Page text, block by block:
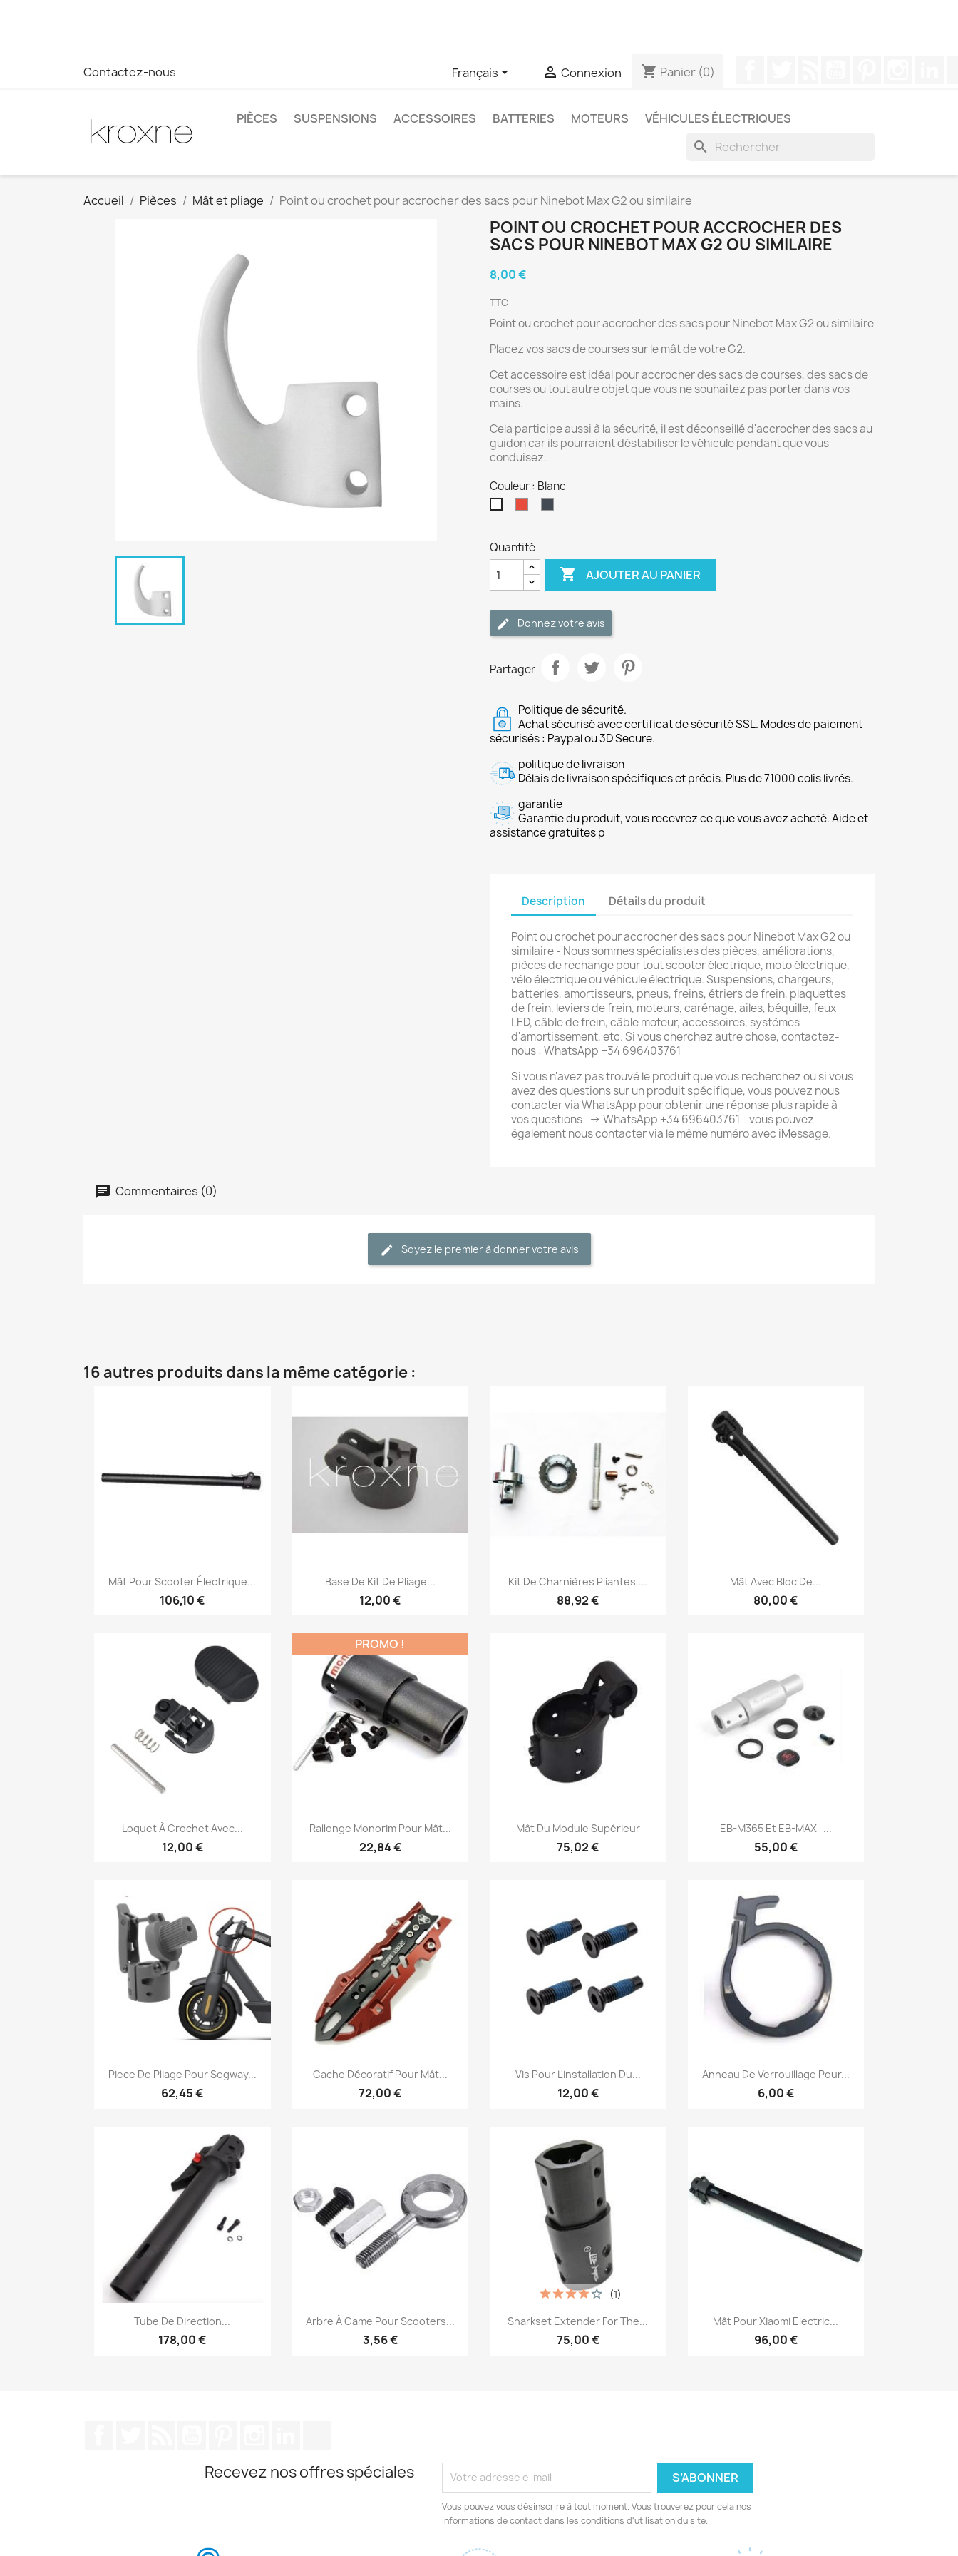
Contactez-nous Français  Connexion shopping_cart Panier (0)
PIÈCES SUSPENSIONS ACCESSOIRES BATTERIES MOTEURS VÉHICULES ÉLECTRIQUES
search
Accueil Pièces Mât et pliage Point ou crochet pour accrocher des sacs pour Ninebot Max G2 ou similaire
POINT OU CROCHET POUR ACCROCHER DES
SACS POUR NINEBOT MAX G2 OU SIMILAIRE
8,00 €
TTC
Point ou crochet pour accrocher des sacs pour Ninebot Max G2 ou similaire
Placez vos sacs de courses sur le mât de votre G2.
Cet accessoire est idéal pour accrocher des sacs de courses, des sacs de
courses ou tout autre objet que vous ne souhaitez pas porter dans vos
mains.
Cela participe aussi à la sécurité, il est déconseillé d'accrocher des sacs au
guidon car ils pourraient déstabiliser le véhicule pendant que vous
conduisez.
Couleur : Blanc
Quantité
 AJOUTER AU PANIER
Donnez votre avis
Partager
Politique de sécurité.
Achat sécurisé avec certificat de sécurité SSL. Modes de paiement
sécurisés : Paypal ou 3D Secure.
politique de livraison
Délais de livraison spécifiques et précis. Plus de 71000 colis livrés.
garantie
Garantie du produit, vous recevrez ce que vous avez acheté. Aide et
assistance gratuites p
Description Détails du produit
Point ou crochet pour accrocher des sacs pour Ninebot Max G2 ou
similaire - Nous sommes spécialistes des pièces, améliorations,
pièces de rechange pour tout scooter électrique, moto électrique,
vélo électrique ou véhicule électrique. Suspensions, chargeurs,
batteries, amortisseurs, pneus, freins, étriers de frein, plaquettes
de frein, leviers de frein, moteurs, carénage, ailes, béquille, feux
LED, câble de frein, câble moteur, accessoires, systèmes
d'amortissement, etc. Si vous cherchez autre chose, contactez-
nous : WhatsApp +34 696403761
Si vous n'avez pas trouvé le produit que vous recherchez ou si vous
avez des questions sur un produit spécifique, vous pouvez nous
contacter via WhatsApp pour obtenir une réponse plus rapide à
vos questions --> WhatsApp +34 696403761 - vous pouvez
également nous contacter via le même numéro avec iMessage.
Commentaires (0)
Soyez le premier à donner votre avis
16 autres produits dans la même catégorie :
Aperçu rapide
Mât Pour Scooter Électrique...
106,10 €
Aperçu rapide
Base De Kit De Pliage...
12,00 €
Aperçu rapide
Kit De Charnières Pliantes,...
88,92 €
Aperçu rapide
Mât Avec Bloc De...
80,00 €
Aperçu rapide
Loquet À Crochet Avec...
12,00 €
Aperçu rapide
Rallonge Monorim Pour Mât...
22,84 €
PROMO !
Aperçu rapide
Mât Du Module Supérieur
75,02 €
Aperçu rapide
EB-M365 Et EB-MAX -...
55,00 €
 Aperçu rapide
Piece De Pliage Pour Segway...
62,45 €
Aperçu rapide
Cache Décoratif Pour Mât...
72,00 €
Aperçu rapide
Vis Pour L'installation Du...
12,00 €
Aperçu rapide
Anneau De Verrouillage Pour...
6,00 €
Aperçu rapide
Tube De Direction...
178,00 €
Aperçu rapide
Arbre À Came Pour Scooters...
3,56 €
Aperçu rapide
Sharkset Extender For The...
75,00 €
(1)
Aperçu rapide
Mât Pour Xiaomi Electric...
96,00 €
Recevez nos offres spéciales
Vous pouvez vous désinscrire à tout moment. Vous trouverez pour cela nos
informations de contact dans les conditions d'utilisation du site.